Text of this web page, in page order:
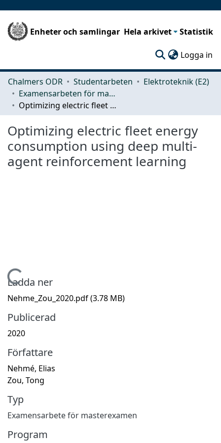
Enheter och samlingar Hela arkivet Statistik
Logga in
Chalmers ODR Studentarbeten
Elektroteknik (E2)
Examensarbeten för masterexamen
Optimizing electric fleet energy consumption using deep multi-agent reinforcement learning
Optimizing electric fleet energy
consumption using deep multi-
agent reinforcement learning
Hämtar...
Ladda ner
Nehme_Zou_2020.pdf(3.78 MB)
Publicerad
2020
Författare
Nehmé, Elias
Zou, Tong
Typ
Examensarbete för masterexamen
Program